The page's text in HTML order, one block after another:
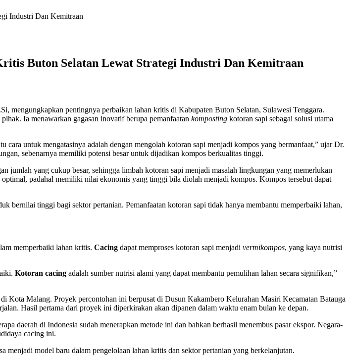
Industri Dan Kemitraan
Buton Selatan Lewat Strategi Industri Dan Kemitraan
mengungkapkan pentingnya perbaikan lahan kritis di Kabupaten Buton Selatan, Sulawesi Tenggara.
Ia menawarkan gagasan inovatif berupa pemanfaatan komposting kotoran sapi sebagai solusi utama
untuk mengatasinya adalah dengan mengolah kotoran sapi menjadi kompos yang bermanfaat,” ujar Dr.
sebenarnya memiliki potensi besar untuk dijadikan kompos berkualitas tinggi.
jumlah yang cukup besar, sehingga limbah kotoran sapi menjadi masalah lingkungan yang memerlukan
padahal memiliki nilai ekonomis yang tinggi bila diolah menjadi kompos. Kompos tersebut dapat
bernilai tinggi bagi sektor pertanian. Pemanfaatan kotoran sapi tidak hanya membantu memperbaiki lahan,
memperbaiki lahan kritis. Cacing dapat memproses kotoran sapi menjadi vermikompos, yang kaya nutrisi
Kotoran cacing adalah sumber nutrisi alami yang dapat membantu pemulihan lahan secara signifikan,”
Kota Malang. Proyek percontohan ini berpusat di Dusun Kakambero Kelurahan Masiri Kecamatan Batauga
Hasil pertama dari proyek ini diperkirakan akan dipanen dalam waktu enam bulan ke depan.
daerah di Indonesia sudah menerapkan metode ini dan bahkan berhasil menembus pasar ekspor. Negara-
cacing ini.
menjadi model baru dalam pengelolaan lahan kritis dan sektor pertanian yang berkelanjutan.